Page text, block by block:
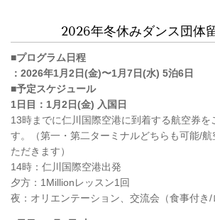
2026年冬休みダンス団体
■プログラム日程
：2026年1月2日(金)〜1月7日(水) 5泊6日
■予定スケジュール
1日目：1月2日(金) 入国日
13時までに仁川国際空港に到着する航空券を
す。
（第一・第二ターミナルどちらも可能/
ただきます）
14時：仁川国際空港出発
夕方：1Millionレッスン1回
夜：オリエンテーション、交流会（食事付き/